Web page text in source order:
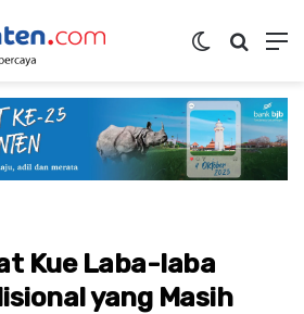
Switch skin
Kue Laba-laba
yang Masih